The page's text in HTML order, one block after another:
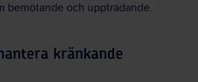
bemötande och uppträdande.
kränkande